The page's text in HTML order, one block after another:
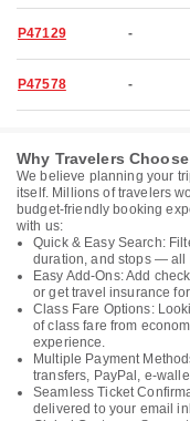
P47129 -
P47578 -
Why Travelers
We believe planning your
itself. Millions of travelers
budget-friendly booking
with us:
Quick & Easy Search:
duration, and stops — all
Easy Add-Ons: Add
or get travel insurance
Class Fare Options:
of class fare from
experience.
Multiple Payment
transfers, PayPal, e-
Seamless Ticket
delivered to your email